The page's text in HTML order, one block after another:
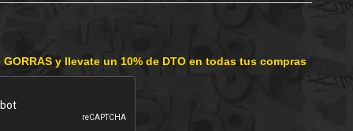
GORRAS y llevate un 10% de DTO en todas tus compras